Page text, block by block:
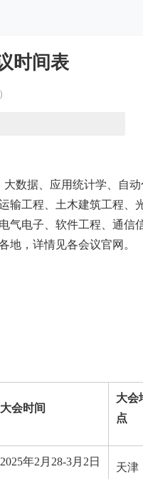
时间表
数据、应用统计学、自
输工程、土木建筑工程、
气电子、软件工程、通信
地，详情见各会议官网。
大会时间
大会
点
2025年2月28-3月2日 天津